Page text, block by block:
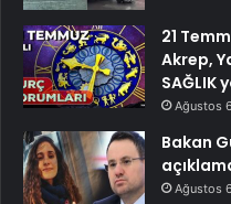
21
Akrep,
SAĞLIK
Ağustos
Bakan
Ağustos